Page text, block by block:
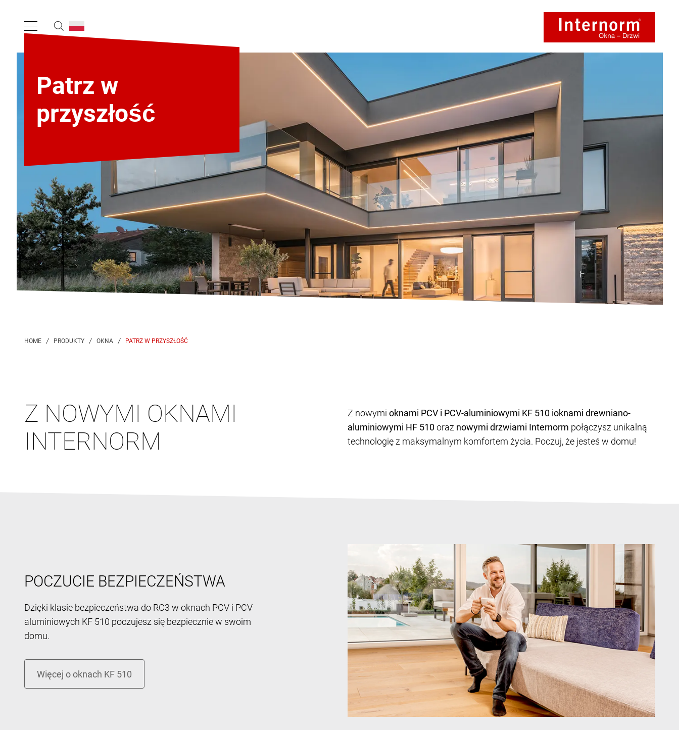
Patrz w
przyszłość
PATRZ W PRZYSZŁOŚĆ
Z NOWYMI OKNAMI
INTERNORM
Z nowymi oknami PCV i PCV-aluminiowymi KF 510 ioknami drewniano-
aluminiowymi HF 510oraz nowymi drzwiami Internorm połączysz unikalną
technologię z maksymalnym komfortem życia. Poczuj, że jesteś w domu!
POCZUCIE BEZPIECZEŃSTWA
Dzięki klasie bezpieczeństwa do RC3 w oknach PCV i PCV-
aluminiowych KF 510 poczujesz się bezpiecznie w swoim
domu.